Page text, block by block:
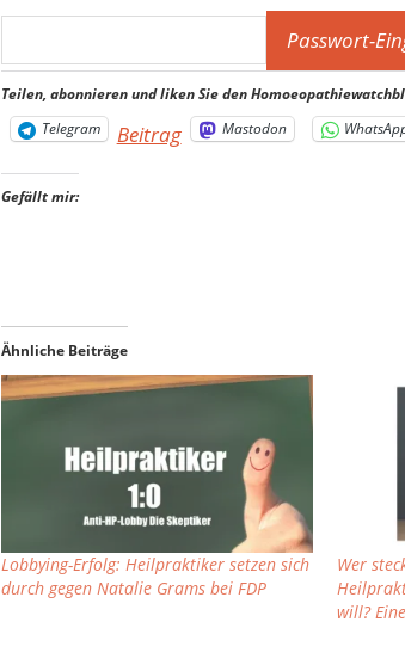
Teilen, abonnieren und liken Sie den
Telegram
Beitrag Mastodon
Gefällt mir:
Ähnliche Beiträge
Lobbying-Erfolg: Heilpraktiker setzen sich
durch gegen Natalie Grams bei FDP
Wer
will?